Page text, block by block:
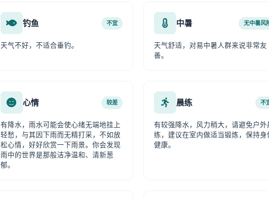
钓鱼 不宜
天气不好，不适合垂钓。
中暑 无中暑风
天气舒适，对易中暑人群来说非常友
善。
心情 较差
有降水，雨水可能会使心绪无端地挂上
轻愁，与其因下雨而无精打采，不如放
松心情，好好欣赏一下雨景。你会发现
雨中的世界是那般洁净温和、清新葱
郁。
晨练 不
有较强降水，风力稍大，请避免户外
练，建议在室内做适当锻炼，保持身
健康。